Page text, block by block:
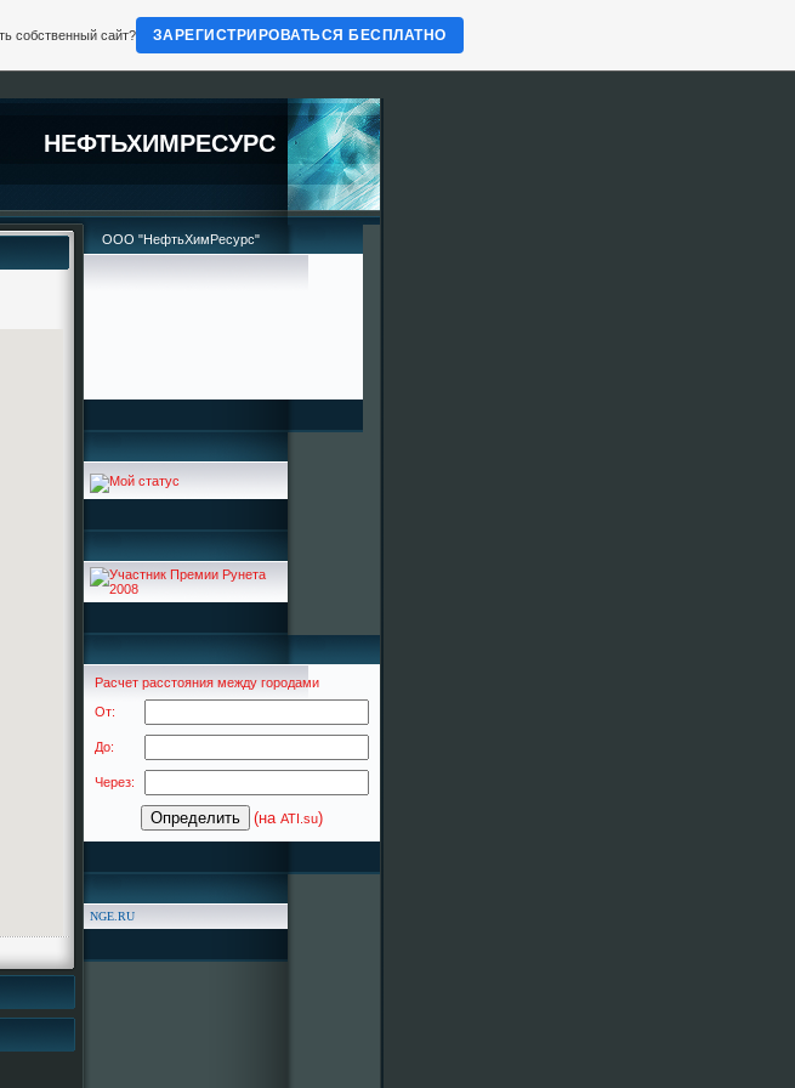
НЕФТЬХИМРЕСУРС
ООО "НефтьХимРесурс"
Расчет расстояния между городами
От:
До:
Через:
(на ATI.su)
NGE.RU
собственный сайт? ЗАРЕГИСТРИРОВАТЬСЯ БЕСПЛАТНО